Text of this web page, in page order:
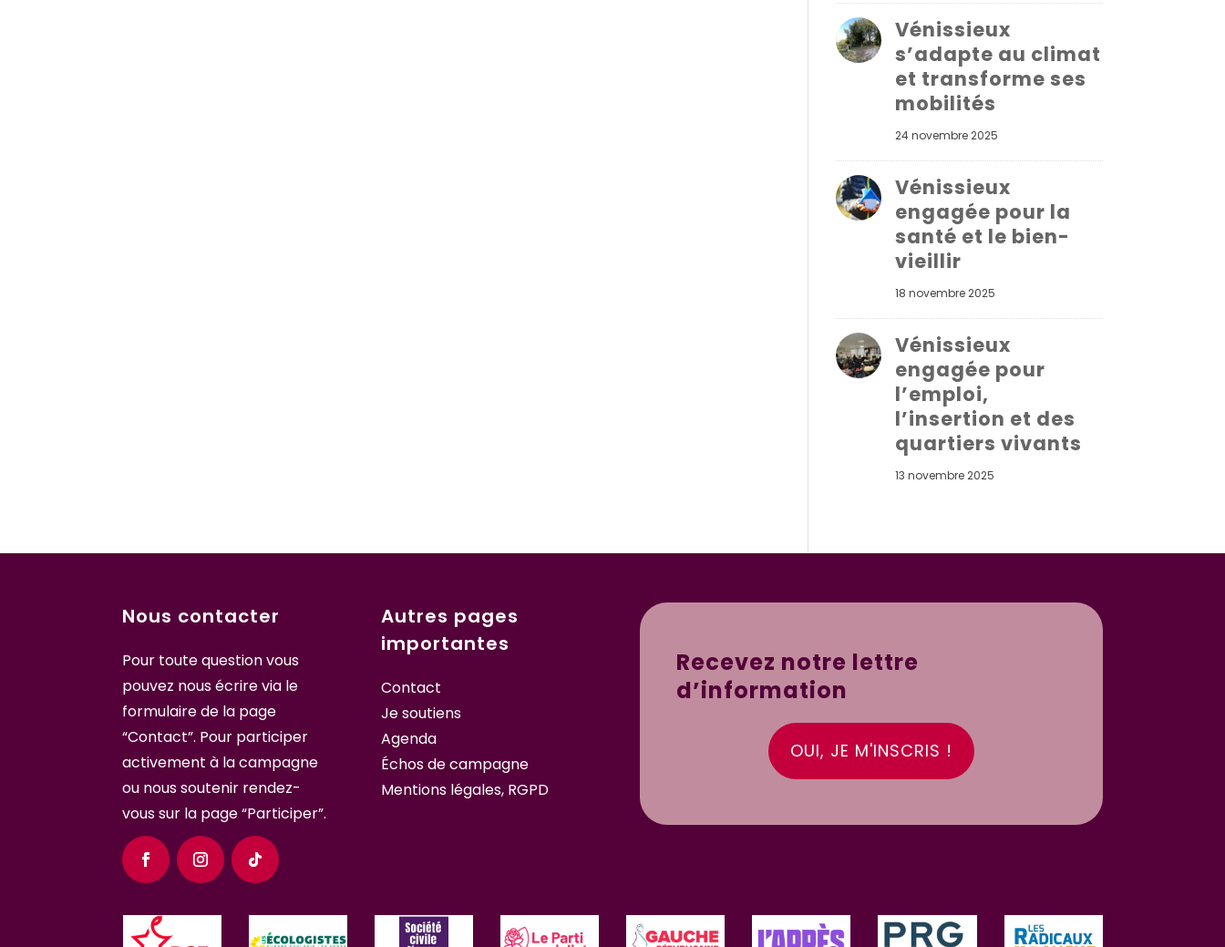
Vénissieux
s’adapte au climat
et transforme ses
mobilités
24 novembre 2025
Vénissieux
engagée pour la
santé et le bien-
vieillir
18 novembre 2025
Vénissieux
engagée pour
l’emploi,
l’insertion et des
quartiers vivants
13 novembre 2025
Nous contacter
Pour toute question vous
pouvez nous écrirevia le
formulaire de la page
“Contact”. Pour participer
activement à la campagne
ou nous soutenir rendez-
vous sur la page “Participer”.
Autres pages
importantes
Contact
Je soutiens
Agenda
Échos de campagne
Mentions légales, RGPD
Recevez notre lettre
d’information
OUI, JE M'INSCRIS !